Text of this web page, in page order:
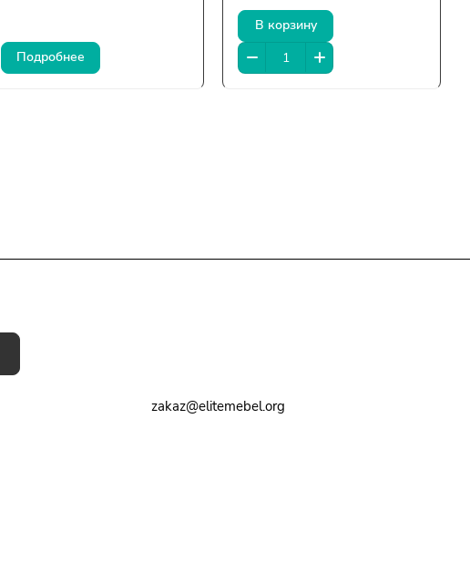
Подробнее
В корзину
zakaz@elitemebel.org